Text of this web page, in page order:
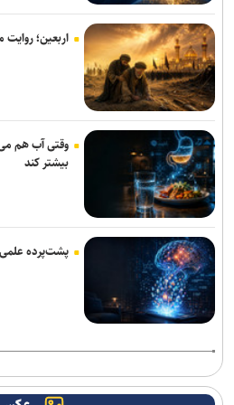
سالاری مشاور مدیرعامل پرسپولیس شد
رسمی| پنجره استقلال بسته ماند
تغییر ساختار در معاونت ورزشی باشگاه
مستقل
آراسته به نساجی پیوست
مسابقات دوومیدانی بلاروس| کسب ۶ مدال توسط ملی‌پوشان ایران
اعلام شماره پیراهن بازیکنان
عیسی‌لو به چادرملو اردکان پیوست
تکواندو هانمادانگ ۲۰۲۶| پایان کار نمایندگان ایران با کسب ۲۶ مدال
رسمی؛ عالیشاه به گل‌گهر پیوست
ربیعی سرمربی شاهین بندرعامری شد
اربعین؛
وقتی آب هم
بیشتر کند
پشت‌پرده علمی